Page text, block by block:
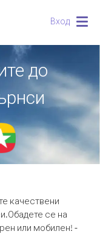
Вход
до
качествени
Обадете се на
или мобилен! -